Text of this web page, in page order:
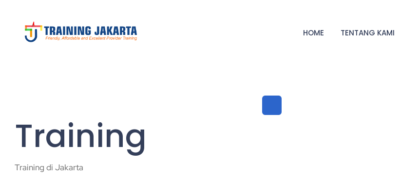
HOME TENTANG KAMI
Training
Training di Jakarta